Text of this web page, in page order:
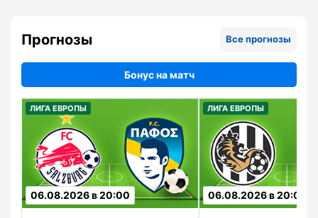
Прогнозы Все прогнозы
Бонус на матч
ЛИГА ЕВРОПЫ
06.08.2026 в 20:00
ЛИГА ЕВРОПЫ
06.08.2026 в 20:00